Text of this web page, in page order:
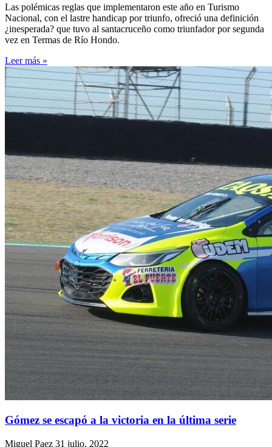
Las polémicas reglas que implementaron este año en Turismo
Nacional, con el lastre handicap por triunfo, ofreció una definición
¿inesperada? que tuvo al santacruceño como triunfador por segunda
vez en Termas de Río Hondo.
Leer más »
Gómez se escapó a la victoria en la última serie
Miguel Paez 31 julio, 2022